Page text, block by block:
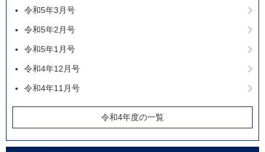
令和5年3月号
令和5年2月号
令和5年1月号
令和4年12月号
令和4年11月号
令和4年度の一覧